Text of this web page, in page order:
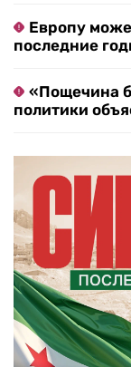
Европу
последние
«Пощечина
политики